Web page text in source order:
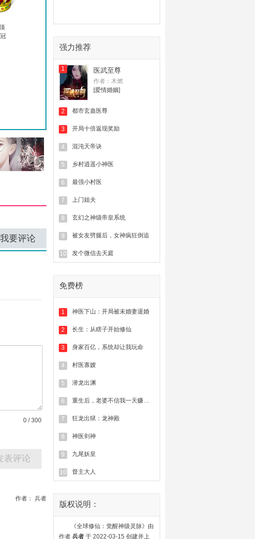
我要评论
0 /300
作者： 兵者
强力推荐
1 医武至尊
作者：木燃
[爱情婚姻]
2 都市玄蛊医尊
3 开局十倍返现奖励
4 混沌天帝诀
5 乡村逍遥小神医
6 最强小村医
7 上门姐夫
8 玄幻之神级帝皇系统
9 被女友劈腿后，女神疯狂倒追
10 发个微信去天庭
免费榜
1 神医下山：开局被未婚妻退婚
2 长生：从瞎子开始修仙
3 身家百亿，系统却让我玩命
4 村医寡嫂
5 潜龙出渊
6 重生后，老婆不信我一天赚一亿
7 狂龙出狱：龙神殿
8 神医剑神
9 九尾妖皇
10 督主大人
版权说明：
《全球修仙：觉醒神级灵脉》由
作者 兵者 于 2022-03-15 创建并上